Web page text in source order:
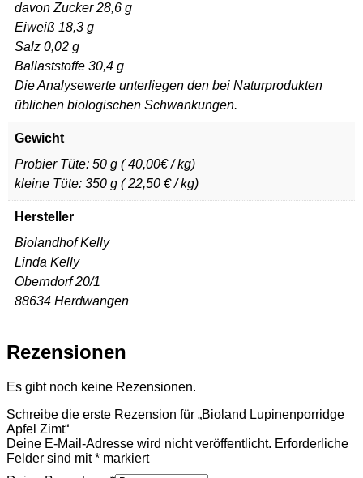
davon Zucker 28,6 g
Eiweiß 18,3 g
Salz 0,02 g
Ballaststoffe 30,4 g
Die Analysewerte unterliegen den bei Naturprodukten
üblichen biologischen Schwankungen.
Gewicht
Probier Tüte: 50 g ( 40,00€ / kg)
kleine Tüte: 350 g ( 22,50 € / kg)
Hersteller
Biolandhof Kelly
Linda Kelly
Oberndorf 20/1
88634 Herdwangen
Rezensionen
Es gibt noch keine Rezensionen.
Schreibe die erste Rezension für „Bioland Lupinenporridge
Apfel Zimt“
Deine E-Mail-Adresse wird nicht veröffentlicht. Erforderliche
Felder sind mit* markiert